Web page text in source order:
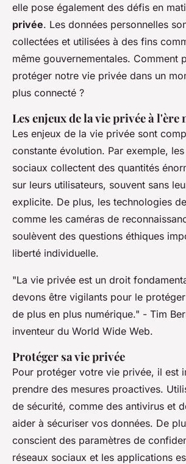
elle pose également des défis en
privée. Les données personnelles
collectées et utilisées à des fins
même gouvernementales. Comment
protéger notre vie privée dans un
plus connecté ?
Les enjeux de la vie privée à l'ère
Les enjeux de la vie privée sont
constante évolution. Par exemple, les
sociaux collectent des quantités
sur leurs utilisateurs, souvent sans
explicite. De plus, les technologies
comme les caméras de
soulèvent des questions éthiques
liberté individuelle.
"La vie privée est un droit
devons être vigilants pour le
de plus en plus numérique." - Tim
inventeur du World Wide Web.
Protéger sa vie privée
Pour protéger votre vie privée, il est
prendre des mesures proactives.
de sécurité, comme des antivirus et
aider à sécuriser vos données. De
conscient des paramètres de
réseaux sociaux et les applications